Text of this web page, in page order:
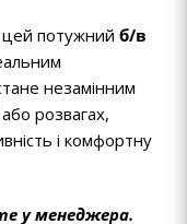
потужний б/в
незамінним
розвагах,
і комфортну
у менеджера.